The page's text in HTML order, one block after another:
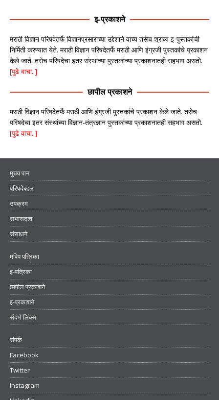
इ-प्रकाशने
मराठी विज्ञान परिषदेतर्फे विज्ञानप्रसाराच्या उद्देशाने वाच्य तसेच श्राव्य इ-पुस्तकांची
निर्मिती करण्यात येते. मराठी विज्ञान परिषदेतर्फे मराठी आणि इंग्रजी पुस्तकांचे प्रकाशन
केले जाते. तसेच परिषदेचा इतर संस्थांच्या पुस्तकांच्या प्रकाशनातही सहभाग असतो.
[पुढे वाचा..]
छापील प्रकाशने
मराठी विज्ञान परिषदेतर्फे मराठी आणि इंग्रजी पुस्तकांचे प्रकाशन केले जाते. तसेच
परिषदेचा इतर संस्थांच्या विज्ञान-तंत्रज्ञान पुस्तकांच्या प्रकाशनातही सहभाग असतो.
[पुढे वाचा..]
मुख्य पान
परिषदेबद्दल
उपक्रम
सभासदत्व
संसाधने
मविप पत्रिका
इ-पत्रिका
छापील प्रकाशने
इ-प्रकाशने
संदर्भ लिंक्स
संपर्क
Facebook
Twitter
Instagram